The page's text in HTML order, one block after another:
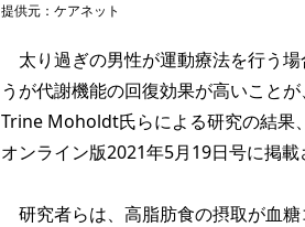
提供元： ケアネット
太り過ぎの男性が運動療法を行う
うが代謝機能の回復効果が高いこと
Trine Moholdt氏らによる研究の結
オンライン版2021年5月19日号に掲載
研究者らは、高脂肪食の摂取が血